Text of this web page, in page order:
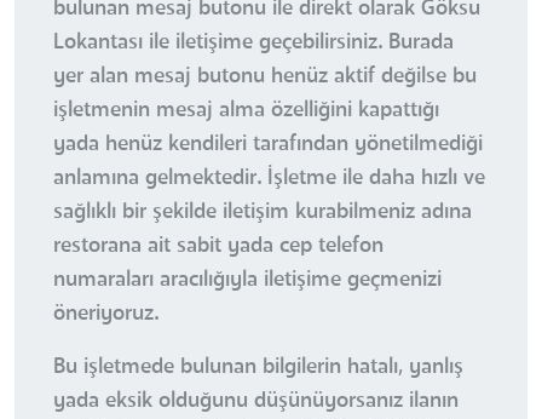
bulunan mesaj butonu ile direkt olarak Göksu
Lokantası ile iletişime geçebilirsiniz. Burada
yer alan mesaj butonu henüz aktif değilse bu
işletmenin mesaj alma özelliğini kapattığı
yada henüz kendileri tarafından yönetilmediği
anlamına gelmektedir. İşletme ile daha hızlı ve
sağlıklı bir şekilde iletişim kurabilmeniz adına
restorana ait sabit yada cep telefon
numaraları aracılığıyla iletişime geçmenizi
öneriyoruz.
Bu işletmede bulunan bilgilerin hatalı, yanlış
yada eksik olduğunu düşünüyorsanız ilanın